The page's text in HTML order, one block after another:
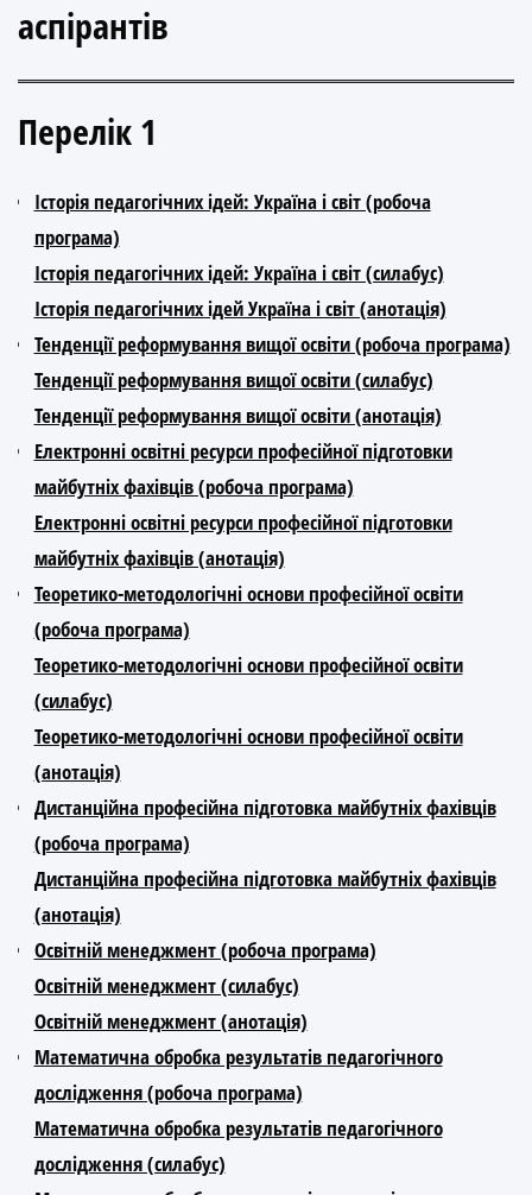
аспірантів
Перелік 1
Історія педагогічних ідей: Україна і світ (робоча
програма)
Історія педагогічних ідей: Україна і світ (силабус)
Історія педагогічних ідей Україна і світ (анотація)
Тенденції реформування вищої освіти (робоча програма)
Тенденції реформування вищої освіти (силабус)
Тенденції реформування вищої освіти (анотація)
Електронні освітні ресурси професійної підготовки
майбутніх фахівців (робоча програма)
Електронні освітні ресурси професійної підготовки
майбутніх фахівців (анотація)
Теоретико-методологічні основи професійної освіти
(робоча програма)
Теоретико-методологічні основи професійної освіти
(силабус)
Теоретико-методологічні основи професійної освіти
(анотація)
Дистанційна професійна підготовка майбутніх фахівців
(робоча програма)
Дистанційна професійна підготовка майбутніх фахівців
(анотація)
Освітній менеджмент (робоча програма)
Освітній менеджмент (силабус)
Освітній менеджмент (анотація)
Математична обробка результатів педагогічного
дослідження (робоча програма)
Математична обробка результатів педагогічного
дослідження (силабус)